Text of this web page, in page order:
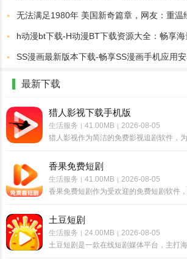
最新下载
猎人影视下载手机版
生活服务 | 41.00MB | 2026-08-05
猎人影视作为简洁的免费影视追剧软件，
可以直接筛选查看最新且受欢迎的影视剧，
灵活点播观看精彩影视剧集和内容，享受全
乐趣，还能自......
香果免费短剧
生活服务 | 41.00MB | 2026-08-05
香果免费短剧作为受欢迎的免费短剧软件
于为用户打造了纯粹的免费短剧观影环境，
大量高质量的短剧资源，里面的所有短剧都
放的，无需会......
土豆短剧
生活服务 | 24.00MB | 2026-08-05
土豆短剧是一款在线短剧媒体平台，主打